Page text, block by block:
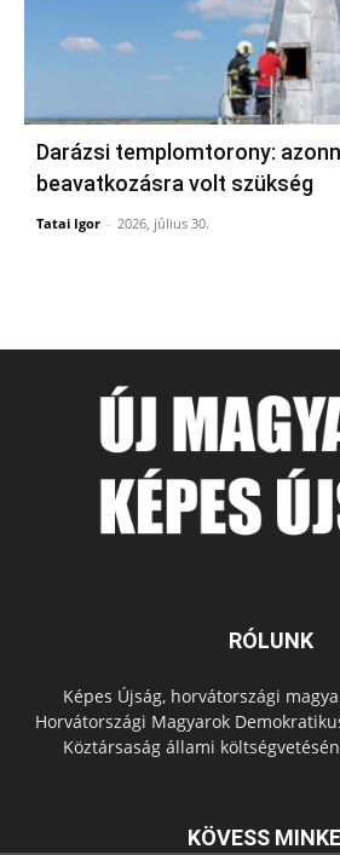
Darázsi templomtorony:
beavatkozásra volt szükség
Tatai Igor - 2026, július 30.
RÓLUNK
Képes Újság, horvátországi
Horvátországi Magyarok
Köztársaság állami
KÖVESS